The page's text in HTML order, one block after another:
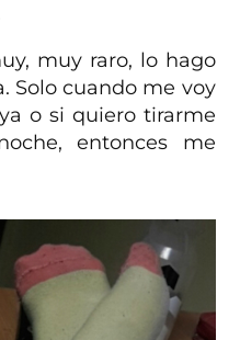
muy raro, lo hago
Solo cuando me voy
o si quiero tirarme
entonces me